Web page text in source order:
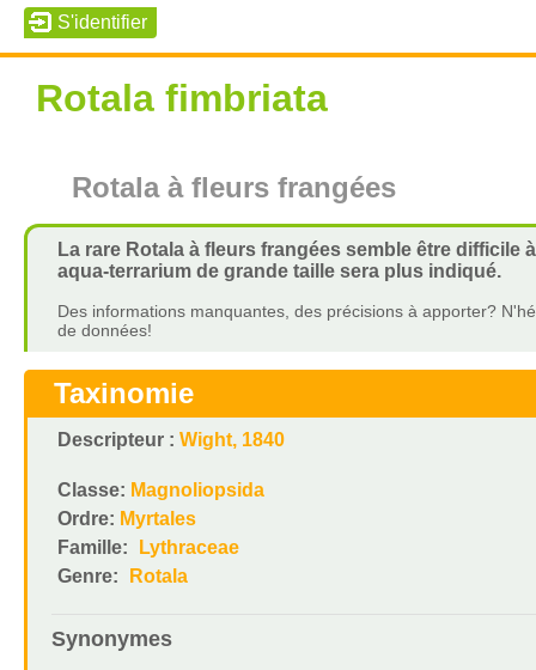
Rotala fimbriata
Rotala à fleurs frangées
La rare Rotala à fleurs frangées semble être
aqua-terrarium de grande taille sera plus indiqué.
Des informations manquantes, des précisions à apporter?
de données!
Taxinomie
Descripteur : Wight, 1840
Classe: Magnoliopsida
Ordre: Myrtales
Famille:
Lythraceae
Genre:
Rotala
Synonymes